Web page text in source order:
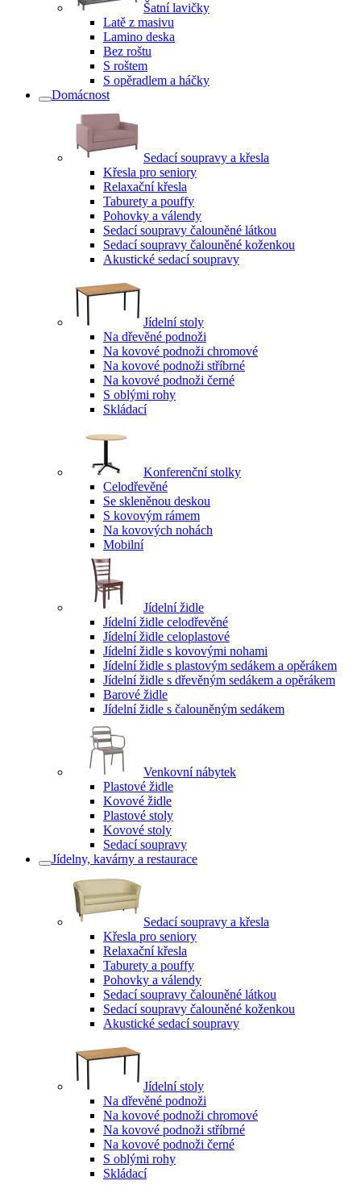
Šatní lavičky
Latě z masivu
Lamino deska
Bez roštu
S roštem
S opěradlem a háčky
Domácnost
Sedací soupravy a křesla
Křesla pro seniory
Relaxační křesla
Taburety a pouffy
Pohovky a válendy
Sedací soupravy čalouněné látkou
Sedací soupravy čalouněné koženkou
Akustické sedací soupravy
Jídelní stoly
Na dřevěné podnoži
Na kovové podnoži chromové
Na kovové podnoži stříbrné
Na kovové podnoži černé
S oblými rohy
Skládací
Konferenční stolky
Celodřevěné
Se skleněnou deskou
S kovovým rámem
Na kovových nohách
Mobilní
Jídelní židle
Jídelní židle celodřevěné
Jídelní židle celoplastové
Jídelní židle s kovovými nohami
Jídelní židle s plastovým sedákem a opěrákem
Jídelní židle s dřevěným sedákem a opěrákem
Barové židle
Jídelní židle s čalouněným sedákem
Venkovní nábytek
Plastové židle
Kovové židle
Plastové stoly
Kovové stoly
Sedací soupravy
Jídelny, kavárny a restaurace
Sedací soupravy a křesla
Křesla pro seniory
Relaxační křesla
Taburety a pouffy
Pohovky a válendy
Sedací soupravy čalouněné látkou
Sedací soupravy čalouněné koženkou
Akustické sedací soupravy
Jídelní stoly
Na dřevěné podnoži
Na kovové podnoži chromové
Na kovové podnoži stříbrné
Na kovové podnoži černé
S oblými rohy
Skládací